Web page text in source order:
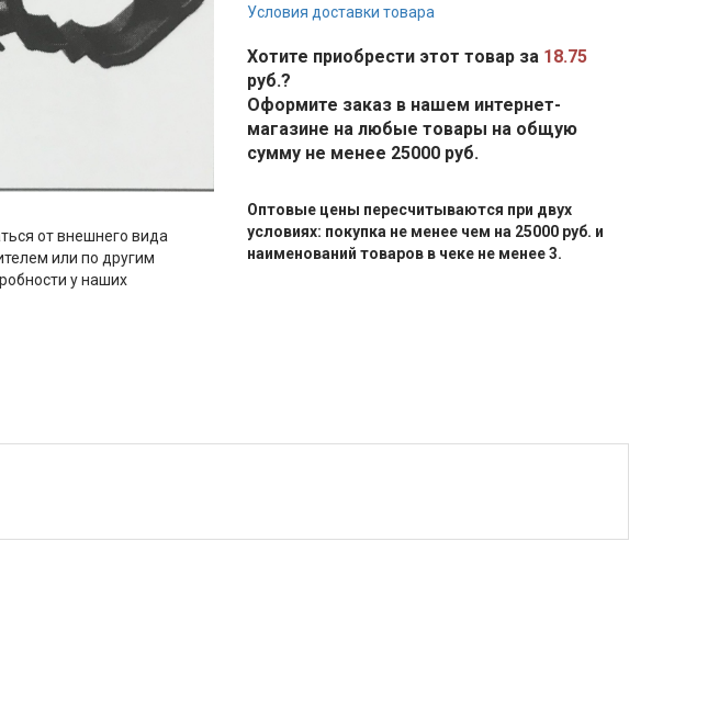
от внешнего вида
или по другим
у наших
Условия доставки товара
Хотите приобрести этот товар за 18.75
руб.?
Оформите заказ в нашем интернет-
магазине на любые товары на общую
сумму не менее 25000 руб.
Оптовые цены пересчитываются при двух
условиях: покупка не менее чем на 25000 руб. и
наименований товаров в чеке не менее 3.